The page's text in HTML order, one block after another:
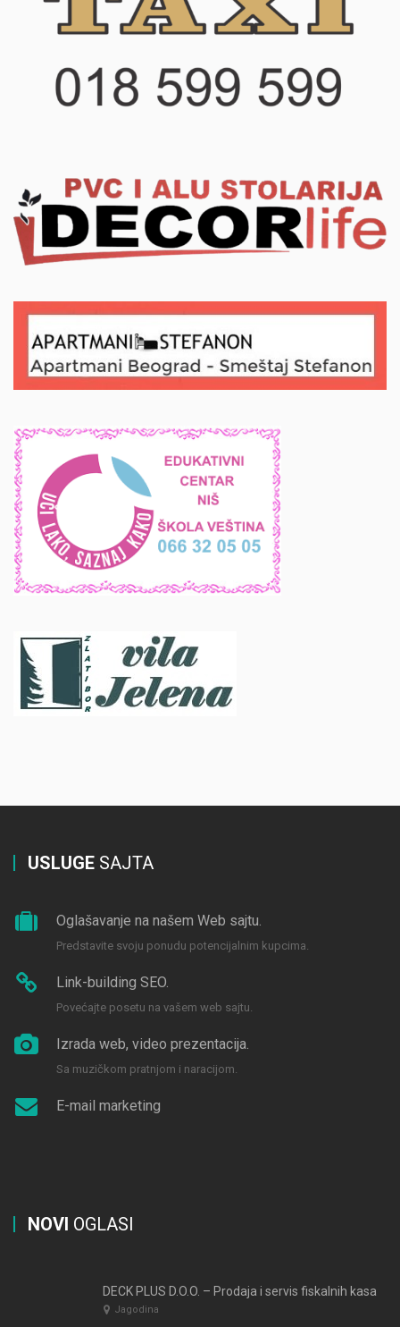
USLUGE SAJTA
Oglašavanje na našem Web sajtu.
Predstavite svoju ponudu potencijalnim kupcima.
Link-building SEO.
Povećajte posetu na vašem web sajtu.
Izrada web, video prezentacija.
Sa muzičkom pratnjom i naracijom.
E-mail marketing
NOVI OGLASI
DECK PLUS D.O.O. – Prodaja i servis fiskalnih kasa
Jagodina